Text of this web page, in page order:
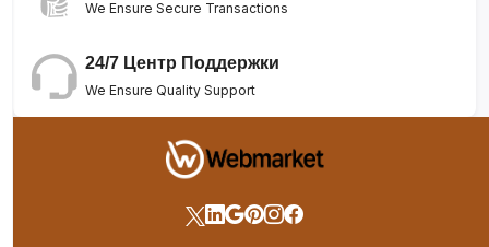
We Ensure Secure Transactions
24/7 Центр Поддержки
We Ensure Quality Support